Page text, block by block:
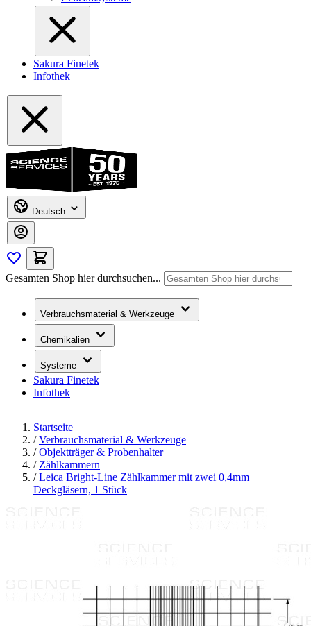
Sakura Finetek
Infothek
Deutsch
Gesamten Shop hier durchsuchen...
Verbrauchsmaterial & Werkzeuge
Chemikalien
Systeme
Sakura Finetek
Infothek
Startseite
/ Verbrauchsmaterial & Werkzeuge
/ Objektträger & Probenhalter
/ Zählkammern
/ Leica Bright-Line Zählkammer mit zwei 0,4mm
Deckgläsern, 1 Stück